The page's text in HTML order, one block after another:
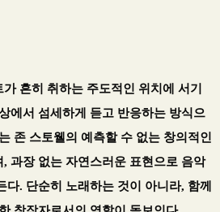
흔히 취하는 주도적인 위치에 서기
에서 섬세하게 듣고 반응하는 방식으
존 스토웰의 예측할 수 없는 창의적인
, 과장 없는 자연스러운 표현으로 음악
다. 단순히 노래하는 것이 아니라, 함께